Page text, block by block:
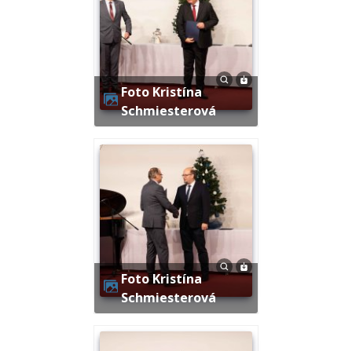
Foto Kristína
Schmiesterová
Foto Kristína
Schmiesterová